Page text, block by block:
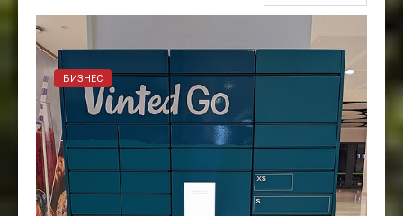
БИЗНЕС